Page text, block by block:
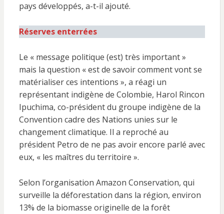
pays développés, a-t-il ajouté.
Réserves enterrées
Le « message politique (est) très important »
mais la question « est de savoir comment vont se
matérialiser ces intentions », a réagi un
représentant indigène de Colombie, Harol Rincon
Ipuchima, co-président du groupe indigène de la
Convention cadre des Nations unies sur le
changement climatique. Il a reproché au
président Petro de ne pas avoir encore parlé avec
eux, « les maîtres du territoire ».
Selon l’organisation Amazon Conservation, qui
surveille la déforestation dans la région, environ
13% de la biomasse originelle de la forêt